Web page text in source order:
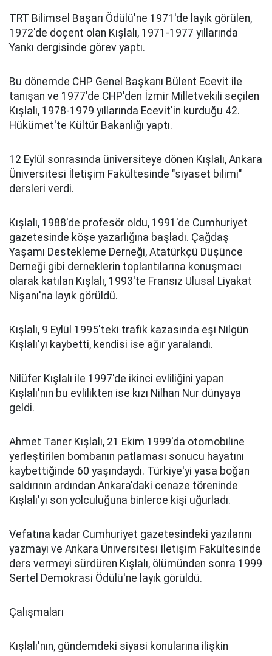
TRT Bilimsel Başarı Ödülü'ne 1971'de layık görülen,
1972'de doçent olan Kışlalı, 1971-1977 yıllarında
Yankı dergisinde görev yaptı.
Bu dönemde CHP Genel Başkanı Bülent Ecevit ile
tanışan ve 1977'de CHP'den İzmir Milletvekili seçilen
Kışlalı, 1978-1979 yıllarında Ecevit'in kurduğu 42.
Hükümet'te Kültür Bakanlığı yaptı.
12 Eylül sonrasında üniversiteye dönen Kışlalı, Ankara
Üniversitesi İletişim Fakültesinde "siyaset bilimi"
dersleri verdi.
Kışlalı, 1988'de profesör oldu, 1991'de Cumhuriyet
gazetesinde köşe yazarlığına başladı. Çağdaş
Yaşamı Destekleme Derneği, Atatürkçü Düşünce
Derneği gibi derneklerin toplantılarına konuşmacı
olarak katılan Kışlalı, 1993'te Fransız Ulusal Liyakat
Nişanı'na layık görüldü.
Kışlalı, 9 Eylül 1995'teki trafik kazasında eşi Nilgün
Kışlalı'yı kaybetti, kendisi ise ağır yaralandı.
Nilüfer Kışlalı ile 1997'de ikinci evliliğini yapan
Kışlalı'nın bu evlilikten ise kızı Nilhan Nur dünyaya
geldi.
Ahmet Taner Kışlalı, 21 Ekim 1999'da otomobiline
yerleştirilen bombanın patlaması sonucu hayatını
kaybettiğinde 60 yaşındaydı. Türkiye'yi yasa boğan
saldırının ardından Ankara'daki cenaze töreninde
Kışlalı'yı son yolculuğuna binlerce kişi uğurladı.
Vefatına kadar Cumhuriyet gazetesindeki yazılarını
yazmayı ve Ankara Üniversitesi İletişim Fakültesinde
ders vermeyi sürdüren Kışlalı, ölümünden sonra 1999
Sertel Demokrasi Ödülü'ne layık görüldü.
Çalışmaları
Kışlalı'nın, gündemdeki siyasi konularına ilişkin